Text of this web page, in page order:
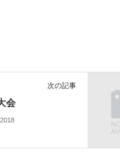
次の記事
会